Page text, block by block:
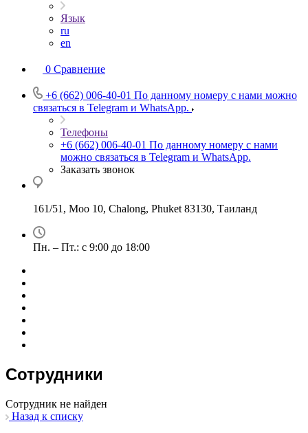
Язык
ru
en
0 Сравнение
+6 (662) 006-40-01 По данному номеру с нами можно
связаться в Telegram и WhatsApp.
Телефоны
+6 (662) 006-40-01 По данному номеру с нами
можно связаться в Telegram и WhatsApp.
Заказать звонок
161/51, Moo 10, Chalong, Phuket 83130, Таиланд
Пн. – Пт.: с 9:00 до 18:00
Сотрудники
Cотрудник не найден
Назад к списку